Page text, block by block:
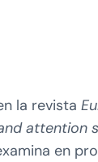
la revista
attention
en